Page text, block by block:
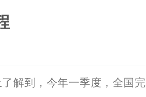
解到，今年一季度，全国完